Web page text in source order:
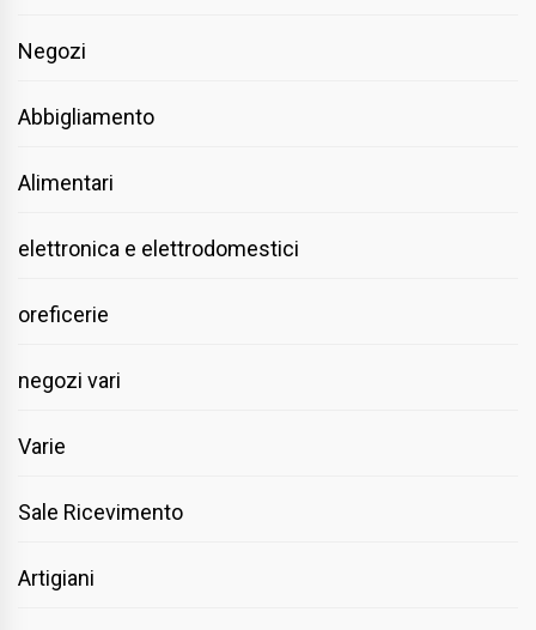
Negozi
Abbigliamento
Alimentari
elettronica e elettrodomestici
oreficerie
negozi vari
Varie
Sale Ricevimento
Artigiani